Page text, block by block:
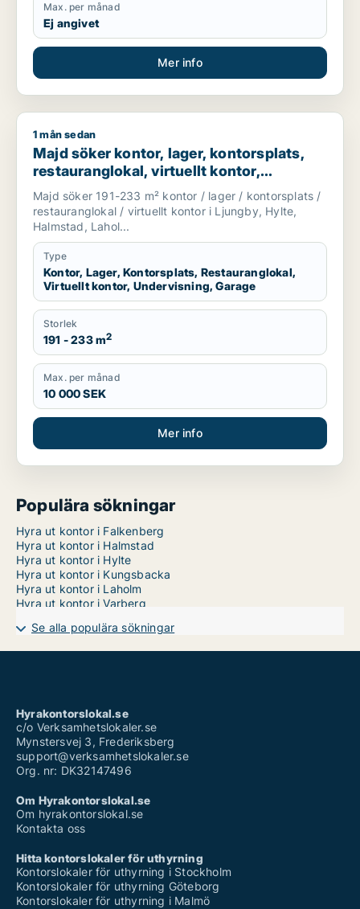
Max. per månad
Ej angivet
Mer info
Majd söker kontor, lager, kontorsplats, restauranglokal,
1 mån sedan
Majd söker kontor, lager, kontorsplats,
restauranglokal, virtuellt kontor,
undervisning eller garage för uthyrning i
Ljungby, Hylte eller Halmstad m.fl.
Majd söker 191-233 m² kontor / lager / kontorsplats /
restauranglokal / virtuellt kontor i Ljungby, Hylte,
Halmstad, Lahol...
Type
Kontor, Lager, Kontorsplats, Restauranglokal,
Virtuellt kontor, Undervisning, Garage
Storlek
191 - 233 m2
Max. per månad
10 000 SEK
Mer info
Populära sökningar
Hyra ut kontor i Falkenberg
Hyra ut kontor i Halmstad
Hyra ut kontor i Hylte
Hyra ut kontor i Kungsbacka
Hyra ut kontor i Laholm
Hyra ut kontor i Varberg
Se alla populära sökningar
Hyrakontorslokal.se
c/o Verksamhetslokaler.se
Mynstersvej 3, Frederiksberg
support@verksamhetslokaler.se
Org. nr: DK32147496
Om Hyrakontorslokal.se
Om hyrakontorslokal.se
Kontakta oss
Hitta kontorslokaler för uthyrning
Kontorslokaler för uthyrning i Stockholm
Kontorslokaler för uthyrning Göteborg
Kontorslokaler för uthyrning i Malmö